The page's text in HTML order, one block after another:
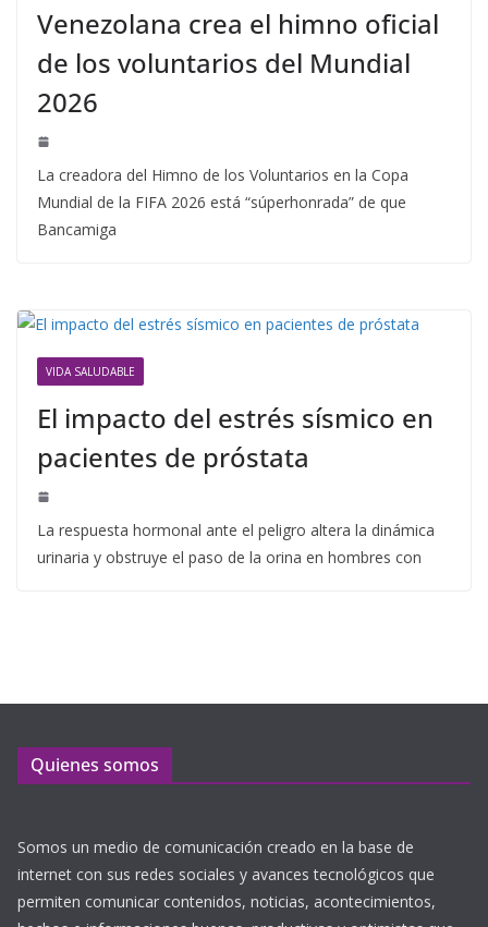
Venezolana crea el himno oficial
de los voluntarios del Mundial
2026
La creadora del Himno de los Voluntarios en la Copa
Mundial de la FIFA 2026 está “súperhonrada” de que
Bancamiga
VIDA SALUDABLE
El impacto del estrés sísmico en
pacientes de próstata
La respuesta hormonal ante el peligro altera la dinámica
urinaria y obstruye el paso de la orina en hombres con
Quienes somos
Somos un medio de comunicación creado en la base de
internet con sus redes sociales y avances tecnológicos que
permiten comunicar contenidos, noticias, acontecimientos,